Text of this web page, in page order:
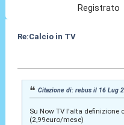
Registrato
Re:Calcio in TV
Citazione di: rebus il 16 Lug
Su Now TV l'alta definizione
(2,99euro/mese)